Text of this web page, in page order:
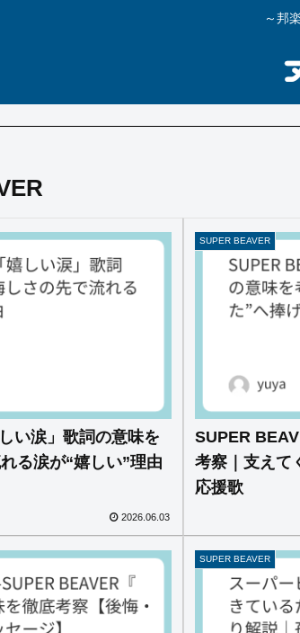
～邦
い涙」歌詞の意味を
る涙が“嬉しい”理由
2026.06.03
SUPER BEAVER
SUPER
考察｜支えて
応援歌
SUPER BEAVER